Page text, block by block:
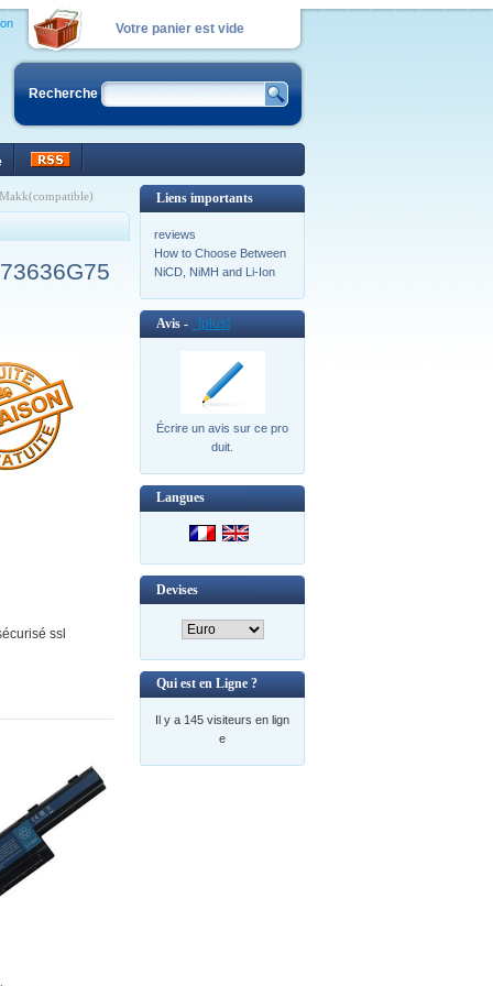
Votre panier est vide
Recherche
ssl
Liens importants
reviews
How to Choose Between
NiCD, NiMH and Li-Ion
Avis - [plus]
Écrire un avis sur ce pro
duit.
Langues
Devises
Qui est en Ligne ?
Il y a 145 visiteurs en lign
e